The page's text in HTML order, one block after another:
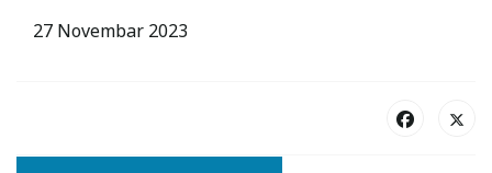
27 Novembar 2023